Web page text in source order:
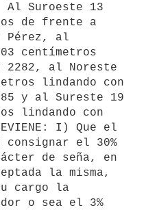
Suroeste 13
de frente a
Pérez, al
centímetros
2282, al Noreste
lindando con
y al Sureste 19
lindando con
I) Que el
consignar el 30%
de seña, en
la misma,
cargo la
o sea el 3%